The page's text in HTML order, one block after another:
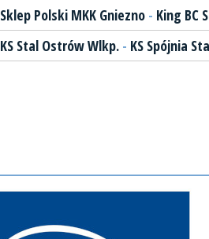
Sklep Polski MKK Gniezno - King BC
KS Stal Ostrów Wlkp. - KS Spójnia